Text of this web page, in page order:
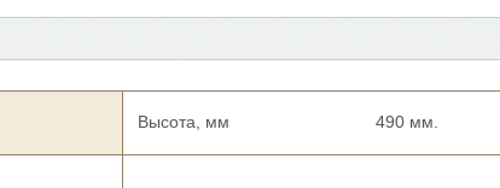
Высота, мм 490 мм.